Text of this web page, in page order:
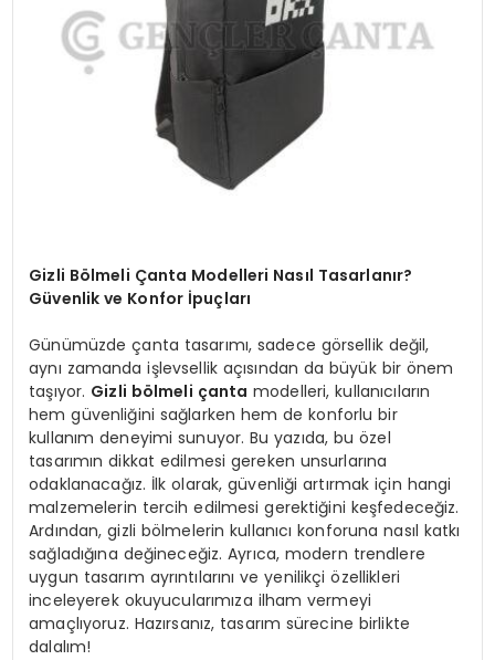
Gizli Bölmeli Çanta Modelleri Nasıl Tasarlanır?
Güvenlik ve Konfor İpuçları
Günümüzde çanta tasarımı, sadece görsellik değil,
aynı zamanda işlevsellik açısından da büyük bir önem
taşıyor. Gizli bölmeli çanta modelleri, kullanıcıların
hem güvenliğini sağlarken hem de konforlu bir
kullanım deneyimi sunuyor. Bu yazıda, bu özel
tasarımın dikkat edilmesi gereken unsurlarına
odaklanacağız. İlk olarak, güvenliği artırmak için hangi
malzemelerin tercih edilmesi gerektiğini keşfedeceğiz.
Ardından, gizli bölmelerin kullanıcı konforuna nasıl katkı
sağladığına değineceğiz. Ayrıca, modern trendlere
uygun tasarım ayrıntılarını ve yenilikçi özellikleri
inceleyerek okuyucularımıza ilham vermeyi
amaçlıyoruz. Hazırsanız, tasarım sürecine birlikte
dalalım!